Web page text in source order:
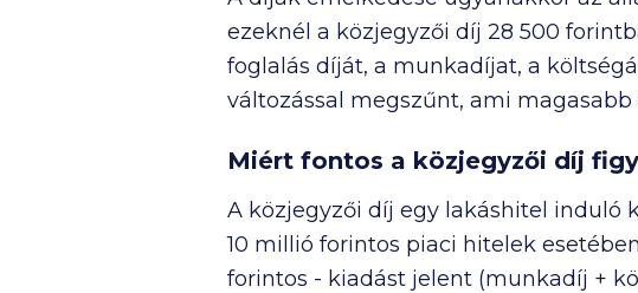
ezeknél a közjegyzői díj 28 500
foglalás díját, a munkadíjat, a
változással megszűnt, ami
Miért fontos a közjegyzői díj
A közjegyzői díj egy lakáshitel induló
10 millió forintos piaci hitelek
forintos - kiadást jelent (munkadíj +